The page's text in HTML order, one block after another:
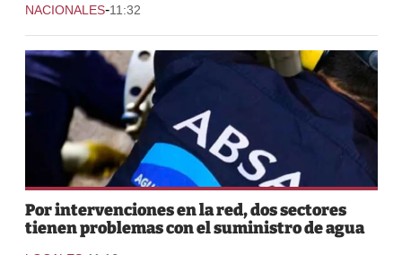
NACIONALES-11:32
Por intervenciones en la red, dos sectores
tienen problemas con el suministro de agua